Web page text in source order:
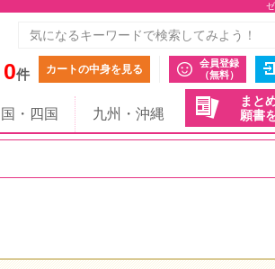
0件 カートの中身を見る
会員登録
（無料）
まと
願書
・四国 九州・沖縄